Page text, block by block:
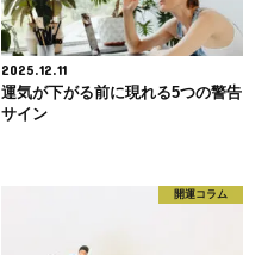
2025.12.11
運気が下がる前に現れる5つの警告
サイン
開運コラム